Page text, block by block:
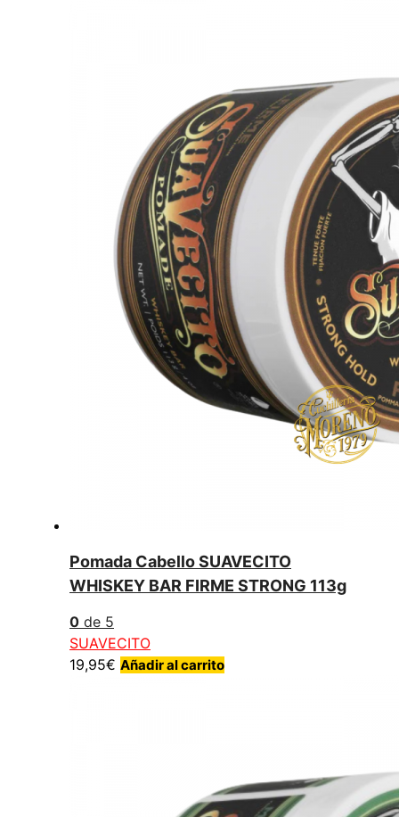
Pomada Cabello SUAVECITO
WHISKEY BAR FIRME STRONG 113g
0 de 5
SUAVECITO
19,95€ Añadir al carrito